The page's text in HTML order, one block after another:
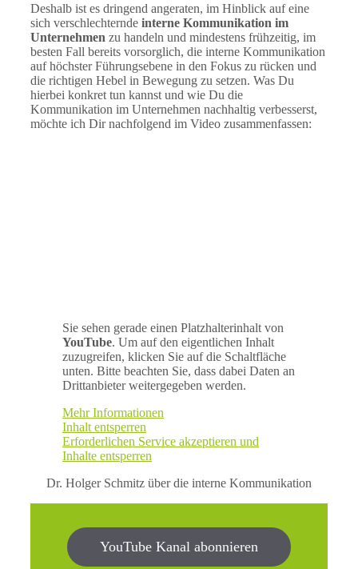
Deshalb ist es dringend angeraten, im Hinblick auf eine
sich verschlechternde interne Kommunikation im
Unternehmen zu handeln und mindestens frühzeitig, im
besten Fall bereits vorsorglich, die interne Kommunikation
auf höchster Führungsebene in den Fokus zu rücken und
die richtigen Hebel in Bewegung zu setzen. Was Du
hierbei konkret tun kannst und wie Du die
Kommunikation im Unternehmen nachhaltig verbesserst,
möchte ich Dir nachfolgend im Video zusammenfassen:
Sie sehen gerade einen Platzhalterinhalt von
YouTube. Um auf den eigentlichen Inhalt
zuzugreifen, klicken Sie auf die Schaltfläche
unten. Bitte beachten Sie, dass dabei Daten an
Drittanbieter weitergegeben werden.
Mehr Informationen
Inhalt entsperren
Erforderlichen Service akzeptieren und
Inhalte entsperren
Dr. Holger Schmitz über die interne Kommunikation
YouTube Kanal abonnieren